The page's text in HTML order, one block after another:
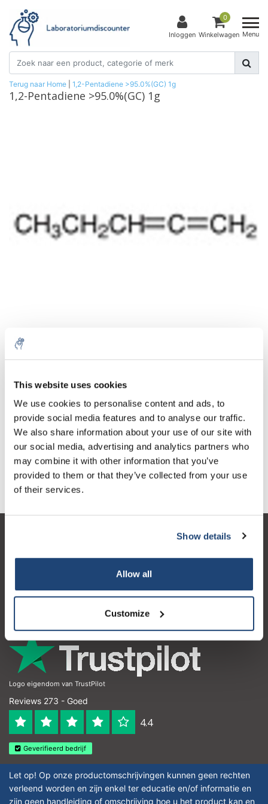
This website uses cookies
We use cookies to personalise content and ads, to
provide social media features and to analyse our traffic.
We also share information about your use of our site with
our social media, advertising and analytics partners who
may combine it with other information that you’ve
provided to them or that they’ve collected from your use
of their services.
Show details
Allow all
Customize
Inloggen
0
Winkelwagen Menu
Terug naar Home 1,2-Pentadiene >95.0%(GC) 1g
1,2-Pentadiene >95.0%(GC) 1g
1 Stuk Excl. btw
€510,90
Incl. btw
Toevoegen aan winkelwagen
Informatie
Contactgegevens
Logo eigendom van TrustPilot
Reviews 273 - Goed
4.4
Geverifieerd bedrijf
Let op! Op onze productomschrijvingen kunnen geen rechten
verleend worden en zijn enkel ter educatie en/of informatie en
zijn geen handleiding of omschrijving hoe u het product kan en